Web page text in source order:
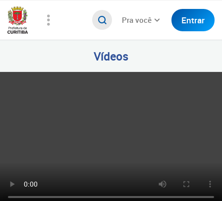
Pra você Entrar
Vídeos